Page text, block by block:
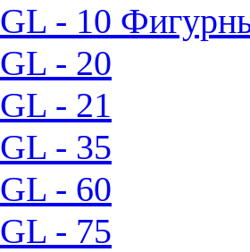
GL - 10
GL - 20
GL - 21
GL - 35
GL - 60
GL - 75